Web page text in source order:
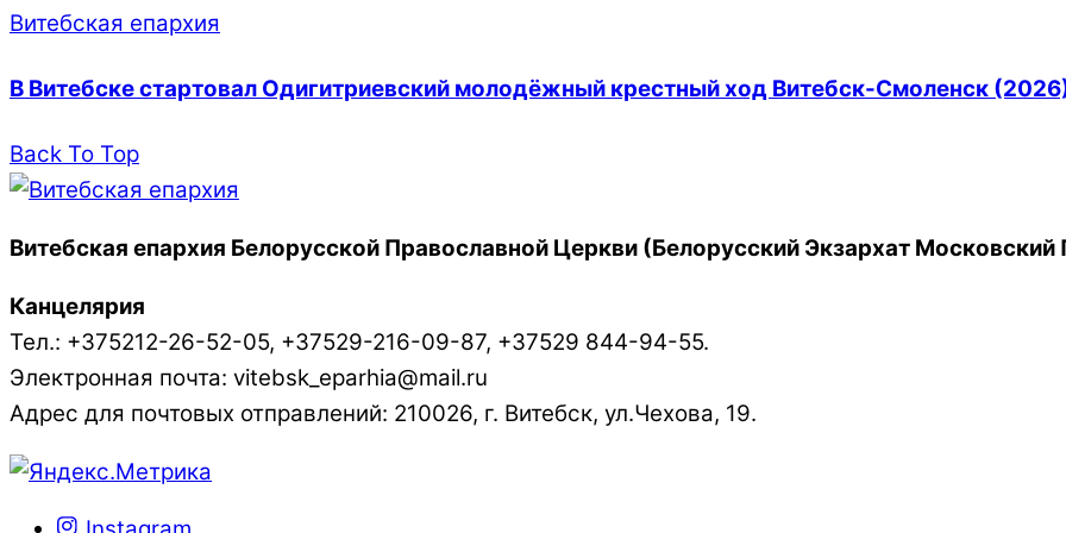
Витебская епархия
В Витебске стартовал Одигитриевский молодёжный крестный ход Витебск-Смоленск
Back To Top
Витебская епархия Белорусской Православной Церкви (Белорусский Экзархат Московский
Канцелярия
Тел.: +375212-26-52-05, +37529-216-09-87, +37529 844-94-55.
Электронная почта: vitebsk_eparhia@mail.ru
Адрес для почтовых отправлений: 210026, г. Витебск, ул.Чехова, 19.